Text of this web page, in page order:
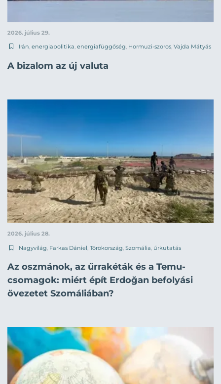
2026. július 29.
Irán, energiapolitika, energiafüggőség, Hormuzi-szoros, Vajda Mátyás
A bizalom az új valuta
2026. július 28.
Nagyvilág Farkas Dániel Törökország Szomália űrkutatás
Az oszmánok, az űrrakéták és a Temu-
csomagok: miért épít Erdoğan befolyási
övezetet Szomáliában?